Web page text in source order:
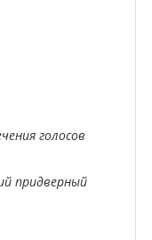
голосов
придверный